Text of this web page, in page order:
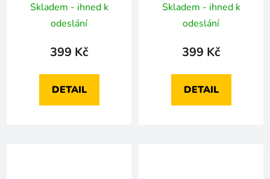
Skladem - ihned k
odeslání
399 Kč
DETAIL
Skladem - ihned k
odeslání
399 Kč
DETAIL